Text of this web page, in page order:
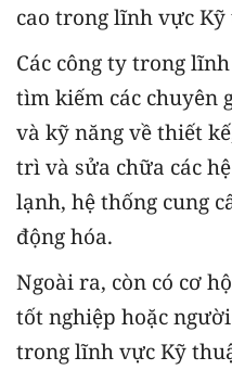
cao trong lĩnh vực
Các công ty trong
tìm kiếm các chuyên
và kỹ năng về thiết
trì và sửa chữa các
lạnh, hệ thống cung
động hóa.
Ngoài ra, còn có cơ
tốt nghiệp hoặc
trong lĩnh vực Kỹ